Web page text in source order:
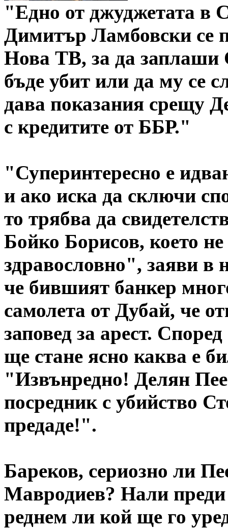
"Едно от джуджетата в
Димитър Ламбовски се
Нова ТВ, за да заплаши
бъде убит или да му се
дава показания срещу
с кредитите от ББР."
"Суперинтересно е
и ако иска да сключи
то трябва да
Бойко Борисов, което
здравословно", заяви в
че бившият банкер
самолета от Дубай, че
заповед за арест.
ще стане ясно каква е
"Извънредно! Делян
посредник с убийство
предаде!".
Бареков, сериозно ли
Мавродиев? Нали
реднем ли кой ще го